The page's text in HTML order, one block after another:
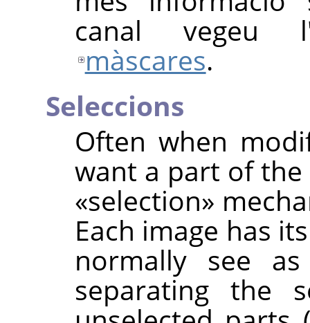
canal vegeu
màscares.
Seleccions
Often when
want a part of the
«selection»
Each image has
normally see
separating the